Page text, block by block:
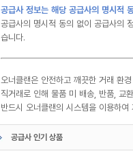
공급사 정보는 해당 공급사의 명시적
공급사의 명시적 동의 없이 공급사의
습니다.
오너클랜은 안전하고 깨끗한 거래 환
직거래로 인해 물품 미 배송, 반품, 교
반드시 오너클랜의 시스템을 이용하
공급사 인기 상품